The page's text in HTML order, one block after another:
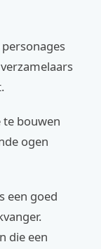
te bouwen
ogen
een goed
die een